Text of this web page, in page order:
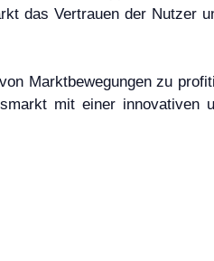
das Vertrauen der Nutzer
Marktbewegungen zu
mit einer innovativen